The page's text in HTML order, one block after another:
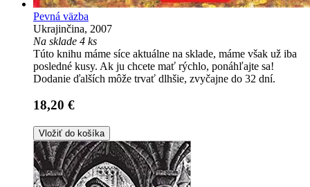
Pevná väzba
Ukrajinčina, 2007
Na sklade 4 ks
Túto knihu máme síce aktuálne na sklade, máme však už iba
posledné kusy. Ak ju chcete mať rýchlo, ponáhľajte sa!
Dodanie ďalších môže trvať dlhšie, zvyčajne do 32 dní.
18,20 €
Vložiť do košíka